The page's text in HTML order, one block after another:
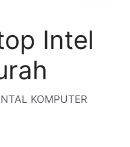
Intel
KOMPUTER